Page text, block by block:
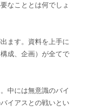
なこととは何でしょ
ます。資料を上手に
成、企画）が全てで
中には無意識のバイ
イアスとの戦いとい